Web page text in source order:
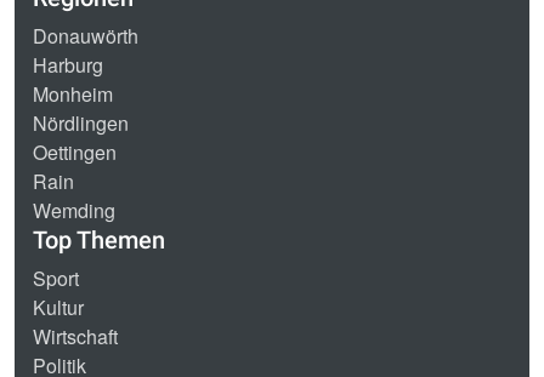
Donauwörth
Harburg
Monheim
Nördlingen
Oettingen
Rain
Wemding
Top Themen
Sport
Kultur
Wirtschaft
Politik